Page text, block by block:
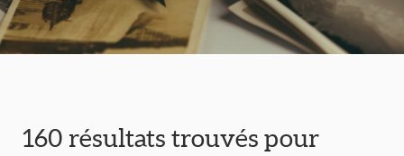
160 résultats trouvés pour